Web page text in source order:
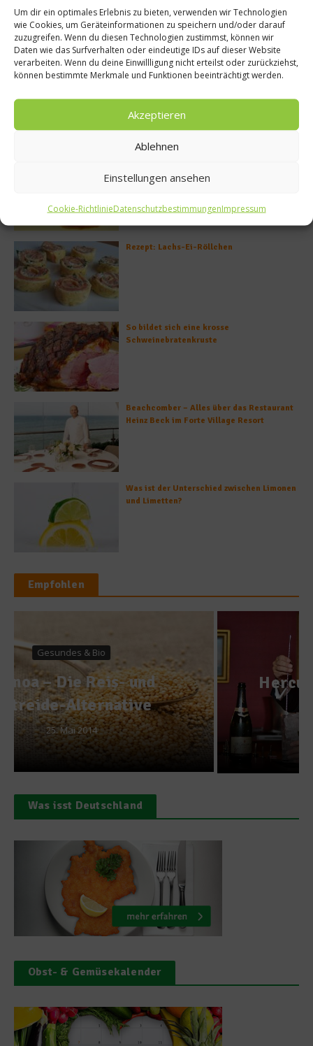
Um dir ein optimales Erlebnis zu bieten, verwenden wir Technologien
wie Cookies, um Geräteinformationen zu speichern und/oder darauf
zuzugreifen. Wenn du diesen Technologien zustimmst, können wir
Daten wie das Surfverhalten oder eindeutige IDs auf dieser Website
verarbeiten. Wenn du deine Einwillligung nicht erteilst oder zurückziehst,
können bestimmte Merkmale und Funktionen beeinträchtigt werden.
Akzeptieren
Ablehnen
Einstellungen ansehen
Cookie-RichtlinieDatenschutzbestimmungenImpressum
Meistgelesen
Brotkruste auf Tomatenconfit und
Rezept: Lachs-Ei-Röllchen
So bildet sich eine krosse
Schweinebratenkruste
Beachcomber – Alles über das Restaurant
Heinz Beck im Forte Village Resort
Was ist der Unterschied zwischen Limonen
und Limetten?
Empfohlen
Hercules Tsibis übernimmt
Jimmy’s Bar
12. August 2018
Was isst Deutschland
Obst- & Gemüsekalender